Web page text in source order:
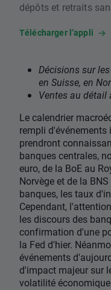
dépôts et retraits
Télécharger l’appli
Décisions sur
en Suisse, en
Ventes au détail
Le calendrier
rempli
prendront
banques centrales,
euro, de la BoE au
Norvège et de la
banques, les taux
Cependant,
les discours des
confirmation d'une
la Fed d'hier.
événements
d'impact majeur sur
volatilité